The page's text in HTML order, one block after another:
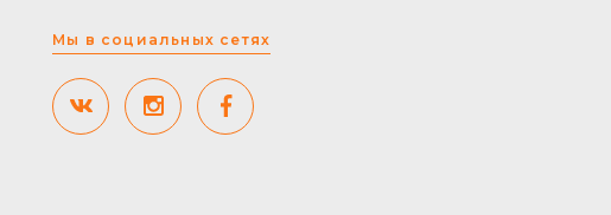
Мы в социальных сетях